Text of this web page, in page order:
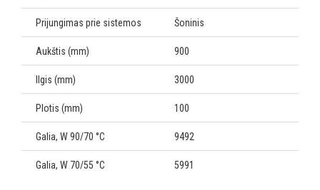
Prijungimas prie sistemos Šoninis
Aukštis (mm) 900
Ilgis (mm) 3000
Plotis (mm) 100
Galia, W 90/70 °C 9492
Galia, W 70/55 °C 5991